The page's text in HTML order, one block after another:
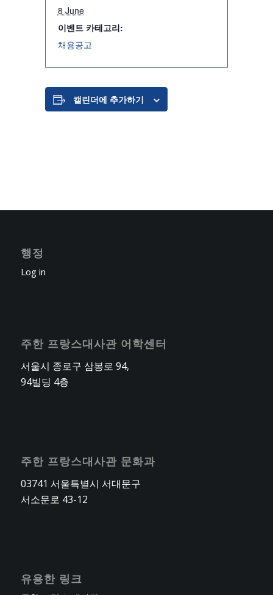
8 June
이벤트 카테고리:
채용공고
캘린더에 추가하기
행정
Log in
주한 프랑스대사관 어학센터
서울시 종로구 삼봉로 94,
94빌딩 4층
주한 프랑스대사관 문화과
03741 서울특별시 서대문구
서소문로 43-12
유용한 링크